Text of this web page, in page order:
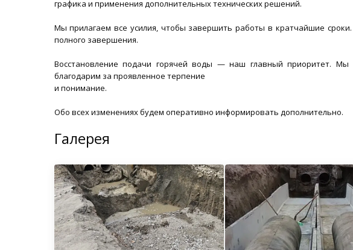
графика и применения дополнительных технических решений.
Мы прилагаем все усилия, чтобы завершить работы в кратчайшие
полного завершения.
Восстановление подачи горячей воды — наш главный приоритет.
благодарим за проявленное терпение
и понимание.
Обо всех изменениях будем оперативно информировать дополнительно.
Галерея